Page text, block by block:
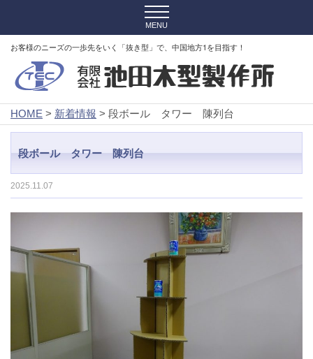
お客様のニーズの一歩先をいく「抜き型」で、中国地方1を目指す！
HOME > 新着情報 > 段ボール タワー 陳列台
段ボール タワー 陳列台
2025.11.07